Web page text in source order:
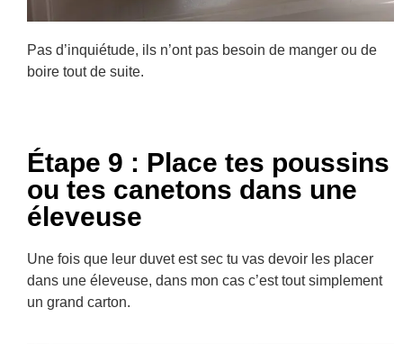
Pas d’inquiétude, ils n’ont pas besoin de manger ou de
boire tout de suite.
Étape 9 : Place tes poussins
ou tes canetons dans une
éleveuse
Une fois que leur duvet est sec tu vas devoir les placer
dans une éleveuse, dans mon cas c’est tout simplement
un grand carton.